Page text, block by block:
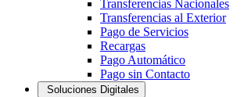
Transferencias Nacionales
Transferencias al Exterior
Pago de Servicios
Recargas
Pago Automático
Pago sin Contacto
Soluciones Digitales